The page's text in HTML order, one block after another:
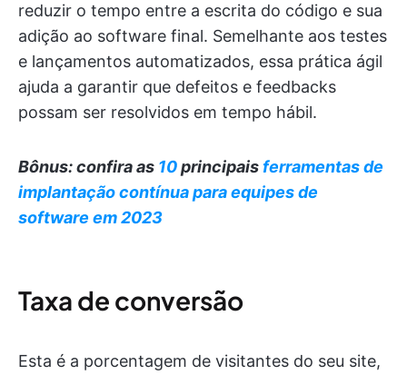
reduzir o tempo entre a escrita do código e sua
adição ao software final. Semelhante aos testes
e lançamentos automatizados, essa prática ágil
ajuda a garantir que defeitos e feedbacks
possam ser resolvidos em tempo hábil.
Bônus: confira as 10principaisferramentas de
implantação contínua para equipes de
software em 2023
Taxa de conversão
Esta é a porcentagem de visitantes do seu site,